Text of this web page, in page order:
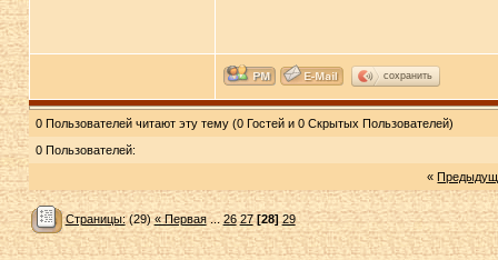
сохранить
0 Пользователей читают эту тему (0 Гостей и 0 Скрытых Пользователей)
0 Пользователей:
«
Страницы:(29)« Первая... 26 27 [28] 29